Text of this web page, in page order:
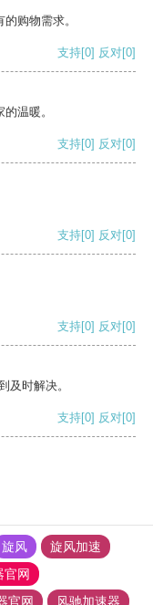
购物需求。
支持[0] 反对[0]
温暖。
支持[0] 反对[0]
支持[0] 反对[0]
支持[0] 反对[0]
及时解决。
支持[0] 反对[0]
旋风
旋风加速
官网
官网
风驰加速器